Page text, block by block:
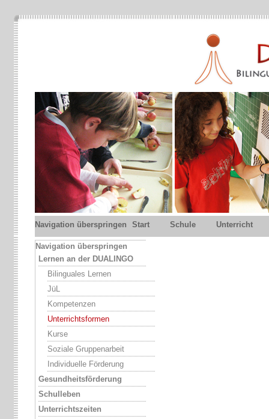
Navigation überspringen Start Schule Unterricht
Navigation überspringen
Lernen an der DUALINGO
Bilinguales Lernen
JüL
Kompetenzen
Unterrichtsformen
Kurse
Soziale Gruppenarbeit
Individuelle Förderung
Gesundheitsförderung
Schulleben
Unterrichtszeiten